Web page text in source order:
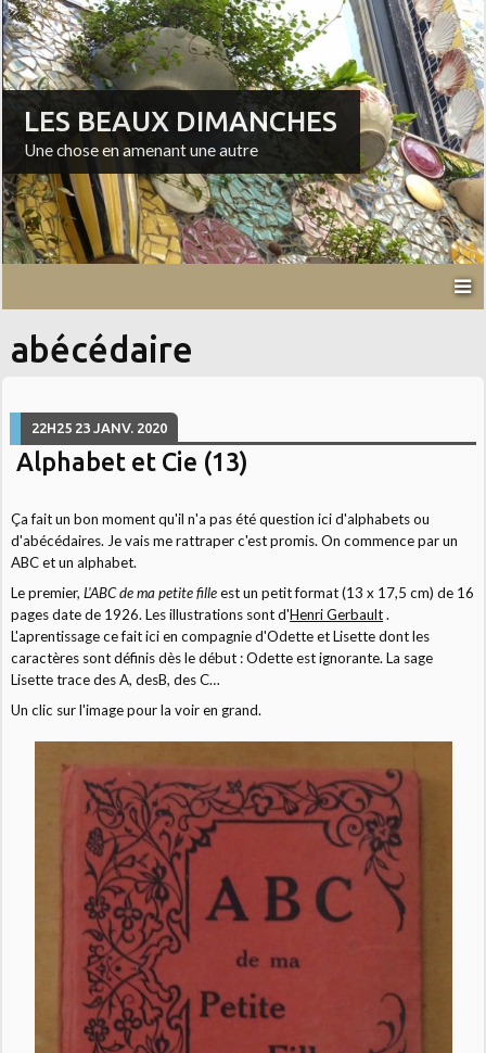
LES BEAUX DIMANCHES
Une chose en amenant une autre
abécédaire
22H25 23 JANV. 2020
Alphabet et Cie (13)
Ça fait un bon moment qu'il n'a pas été question ici d'alphabets ou
d'abécédaires. Je vais me rattraper c'est promis. On commence par un
ABC et un alphabet.
Le premier,L'ABC de ma petite filleest un petit format (13 x 17,5 cm) de 16
pages date de 1926.Les illustrations sont d'Henri Gerbault.
L'aprentissage ce fait ici en compagnie d'Odette et Lisette dont les
caractères sont définis dès le début : Odette est ignorante. La sage
Lisette trace des A, desB, des C…
Un clic sur l'image pour la voir en grand.